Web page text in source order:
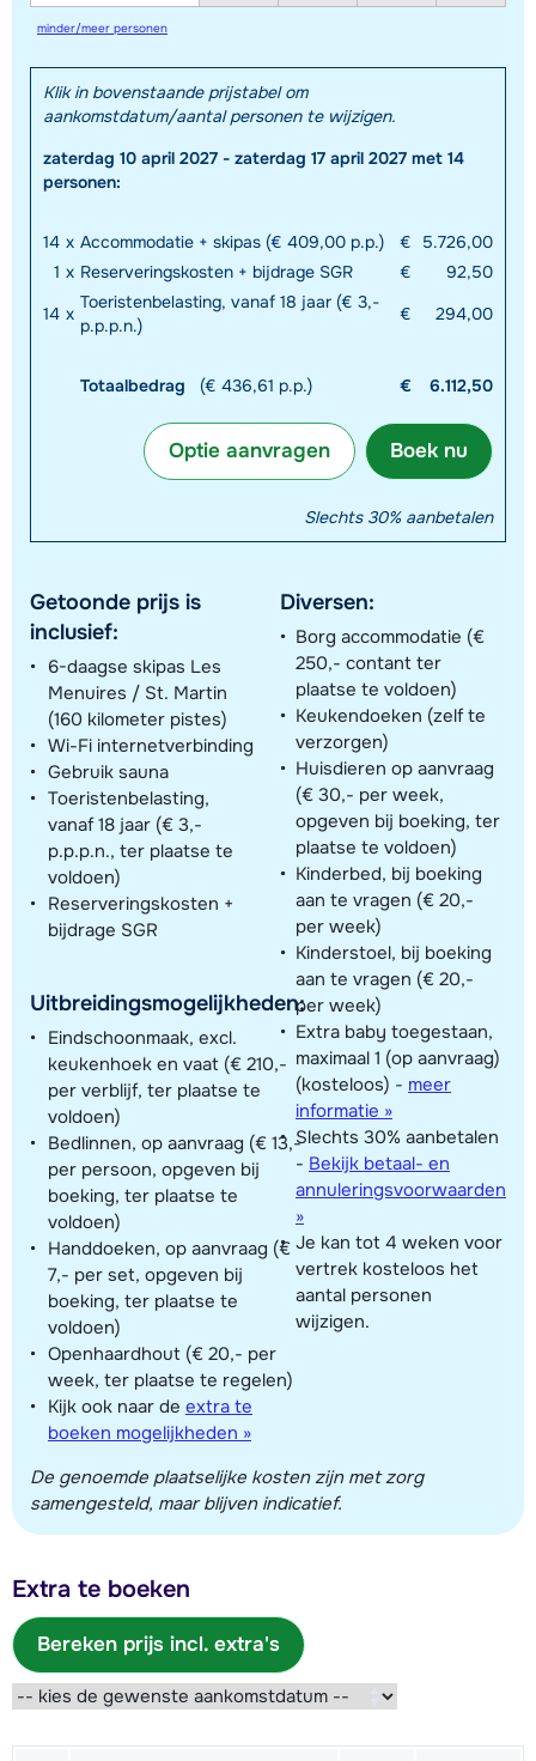
minder/meer personen
Klik in bovenstaande prijstabel om
aankomstdatum/aantal personen te wijzigen.
zaterdag 10 april 2027 - zaterdag 17 april 2027 met 14
personen:
14 x Accommodatie + skipas (€ 409,00 p.p.) €
5.726,00
1 x Reserveringskosten + bijdrage SGR €
92,50
14 x
Toeristenbelasting, vanaf 18 jaar (€ 3,-
p.p.p.n.)
€ 294,00
Totaalbedrag (€ 436,61 p.p.) € 6.112,50
Boek nu
Optie aanvragen
Slechts 30% aanbetalen
Getoonde prijs is
inclusief:
6-daagse skipas Les
Menuires / St. Martin
(160 kilometer pistes)
Wi-Fi internetverbinding
Gebruik sauna
Toeristenbelasting,
vanaf 18 jaar (€ 3,-
p.p.p.n., ter plaatse te
voldoen)
Reserveringskosten +
bijdrage SGR
Uitbreidingsmogelijkheden:
Eindschoonmaak, excl.
keukenhoek en vaat (€ 210,-
per verblijf, ter plaatse te
voldoen)
Bedlinnen, op aanvraag (€ 13,-
per persoon, opgeven bij
boeking, ter plaatse te
voldoen)
Handdoeken, op aanvraag (€
7,- per set, opgeven bij
boeking, ter plaatse te
voldoen)
Openhaardhout (€ 20,- per
week, ter plaatse te regelen)
Kijk ook naar de extra te
boeken mogelijkheden »
Diversen:
Borg accommodatie (€
250,- contant ter
plaatse te voldoen)
Keukendoeken (zelf te
verzorgen)
Huisdieren op aanvraag
(€ 30,- per week,
opgeven bij boeking, ter
plaatse te voldoen)
Kinderbed, bij boeking
aan te vragen (€ 20,-
per week)
Kinderstoel, bij boeking
aan te vragen (€ 20,-
per week)
Extra baby toegestaan,
maximaal 1 (op aanvraag)
(kosteloos) - meer
informatie »
Slechts 30% aanbetalen
- Bekijk betaal- en
annuleringsvoorwaarden
»
Je kan tot 4 weken voor
vertrek kosteloos het
aantal personen
wijzigen.
De genoemde plaatselijke kosten zijn met zorg
samengesteld, maar blijven indicatief.
Extra te boeken
Bereken prijs incl. extra's